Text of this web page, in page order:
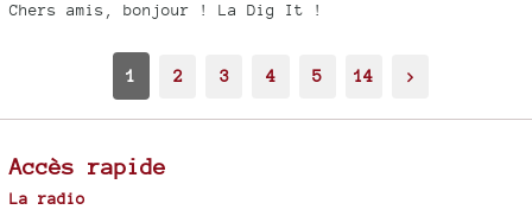
Chers amis, bonjour ! La Dig It !
1 2 3 4 5 14 >
Accès rapide
La radio